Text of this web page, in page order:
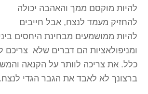
להיות מוקסם ממך והאהבה יכולה
להחזיק מעמד לנצח, אבל חייבים
להיות ממושמעים מבחינת היחסים
ומניפולאציות הם דברים שלא צריכם
כלל. את צריכה לוותר על הקנאה
ברצונך לא לאבד את הגבר הגדי לנצח.